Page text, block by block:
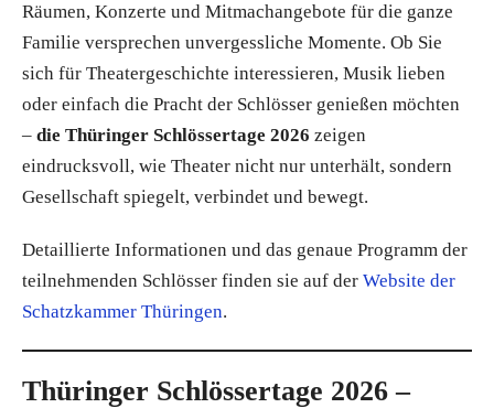
Räumen, Konzerte und Mitmachangebote für die ganze
Familie versprechen unvergessliche Momente. Ob Sie
sich für Theatergeschichte interessieren, Musik lieben
oder einfach die Pracht der Schlösser genießen möchten
– die Thüringer Schlössertage 2026 zeigen
eindrucksvoll, wie Theater nicht nur unterhält, sondern
Gesellschaft spiegelt, verbindet und bewegt.
Detaillierte Informationen und das genaue Programm der
teilnehmenden Schlösser finden sie auf der Website der
Schatzkammer Thüringen.
Thüringer Schlössertage 2026 –